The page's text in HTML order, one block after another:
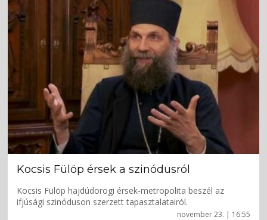
november 23. | 16:55
Kocsis Fülöp érsek a szinódusról
Kocsis Fülöp hajdúdorogi érsek-metropolita beszél az
ifjúsági szinóduson szerzett tapasztalatairól.